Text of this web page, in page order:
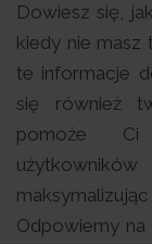
Dowiesz się,
kiedy nie masz
te informacje
się również
pomoże Ci
Odpowiemy